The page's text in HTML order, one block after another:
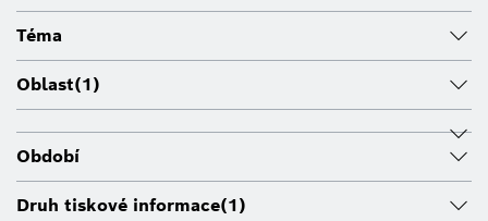
Téma
Oblast(1)
Období
Druh tiskové informace(1)